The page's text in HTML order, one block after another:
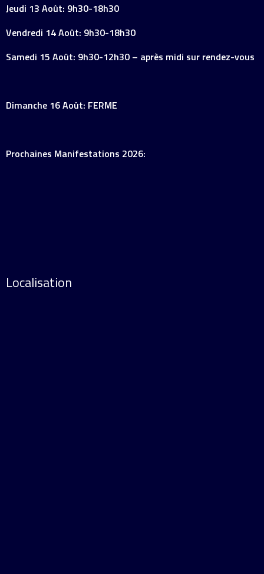
Jeudi 13 Août: 9h30-18h30
Vendredi 14 Août: 9h30-18h30
Samedi 15 Août: 9h30-12h30 – après midi sur rendez-vous
Dimanche 16 Août: FERME
Prochaines Manifestations 2026:
Localisation